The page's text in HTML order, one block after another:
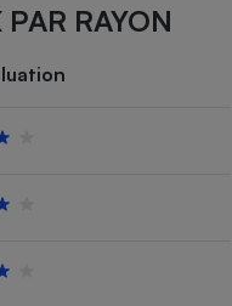
RAYON